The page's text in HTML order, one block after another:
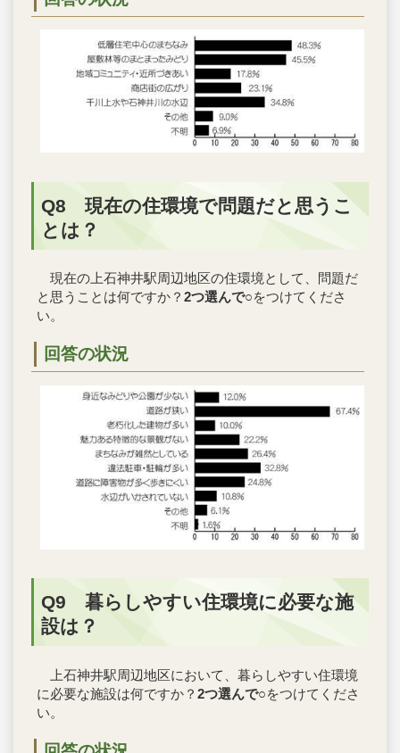
Q8 現在の住環境で問題だと思うこ
とは？
現在の上石神井駅周辺地区の住環境として、問題だ
と思うことは何ですか？ 2つ選んで○をつけてくださ
い。
回答の状況
Q9 暮らしやすい住環境に必要な施
設は？
上石神井駅周辺地区において、暮らしやすい住環境
に必要な施設は何ですか？ 2つ選んで○をつけてくださ
い。